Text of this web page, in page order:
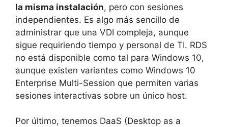
la misma instalación, pero con sesiones
independientes. Es algo más sencillo de
administrar que una VDI compleja, aunque
sigue requiriendo tiempo y personal de TI. RDS
no está disponible como tal para Windows 10,
aunque existen variantes como Windows 10
Enterprise Multi-Session que permiten varias
sesiones interactivas sobre un único host.
Por último, tenemos DaaS (Desktop as a